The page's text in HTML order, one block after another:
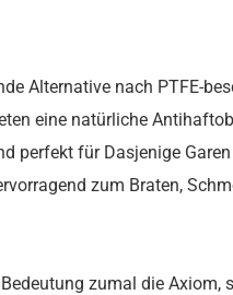
Alternative nach PTFE-
eine natürliche
perfekt für Dasjenige
zum Braten,
zumal die Axiom,